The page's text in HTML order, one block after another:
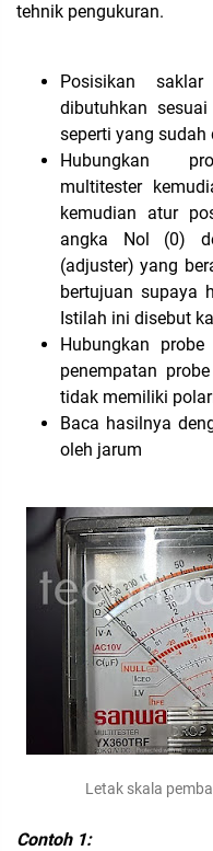
tehnik pengukuran.
Posisikan
dibutuhkan
seperti yang
Hubungkan
multitester
kemudian atur
angka Nol (0)
(adjuster) yang
bertujuan supaya
Istilah ini disebut
Hubungkan
penempatan
tidak memiliki
Baca hasilnya
oleh jarum
Letak skala
Contoh 1: